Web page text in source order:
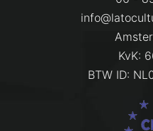
KvK:
BTW ID: